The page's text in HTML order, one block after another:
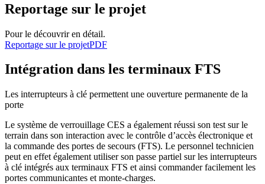
Reportage sur le projet
Pour le découvrir en détail.
Reportage sur le projetPDF
Intégration dans les terminaux FTS
Les interrupteurs à clé permettent une ouverture permanente de la
porte
Le système de verrouillage CES a également réussi son test sur le
terrain dans son interaction avec le contrôle d’accès électronique et
la commande des portes de secours (FTS). Le personnel technicien
peut en effet également utiliser son passe partiel sur les interrupteurs
à clé intégrés aux terminaux FTS et ainsi commander facilement les
portes communicantes et monte-charges.